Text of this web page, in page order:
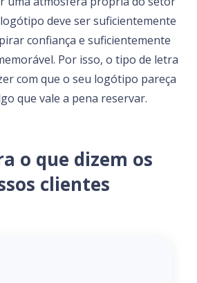
deve ser suficientemente
confiança e suficientemente
Por isso, o tipo de letra
com que o seu logótipo pareça
que vale a pena reservar.
o que dizem os
clientes